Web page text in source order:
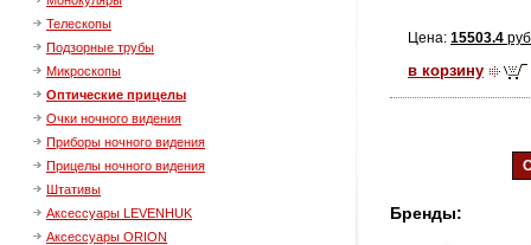
Телескопы
Подзорные трубы
Микроскопы
Оптические прицелы
Очки ночного видения
Приборы ночного видения
Прицелы ночного видения
Штативы
Аксессуары LEVENHUK
Аксессуары ORION
Цена: 15503.4
в корзину
Бренды: